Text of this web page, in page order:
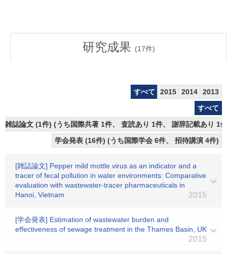
研究成果 (17件)
すべて 2015 2014
2013
すべて
雑誌論文 (1件) (うち国際共著 1件、 査読あり 1件、 謝辞記載あり 1
学会発表 (16件) (うち国際学会 6件、 招待講演 4件)
[雑誌論文] Pepper mild mottle virus as an indicator and a
tracer of fecal pollution in water environments: Comparative
evaluation with wastewater-tracer pharmaceuticals in
Hanoi, Vietnam
2015
[学会発表] Estimation of wastewater burden and
effectiveness of sewage treatment in the Thames Basin, UK
2015